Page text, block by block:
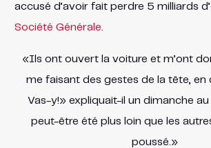
accusé d’avoir fait perdre 5 milliards
Société Générale
«Ils ont ouvert la voiture et m’ont
me faisant des gestes de la tête, en
Vas-y!» expliquait-il un dimanche au
peut-être été plus loin que les
poussé.»